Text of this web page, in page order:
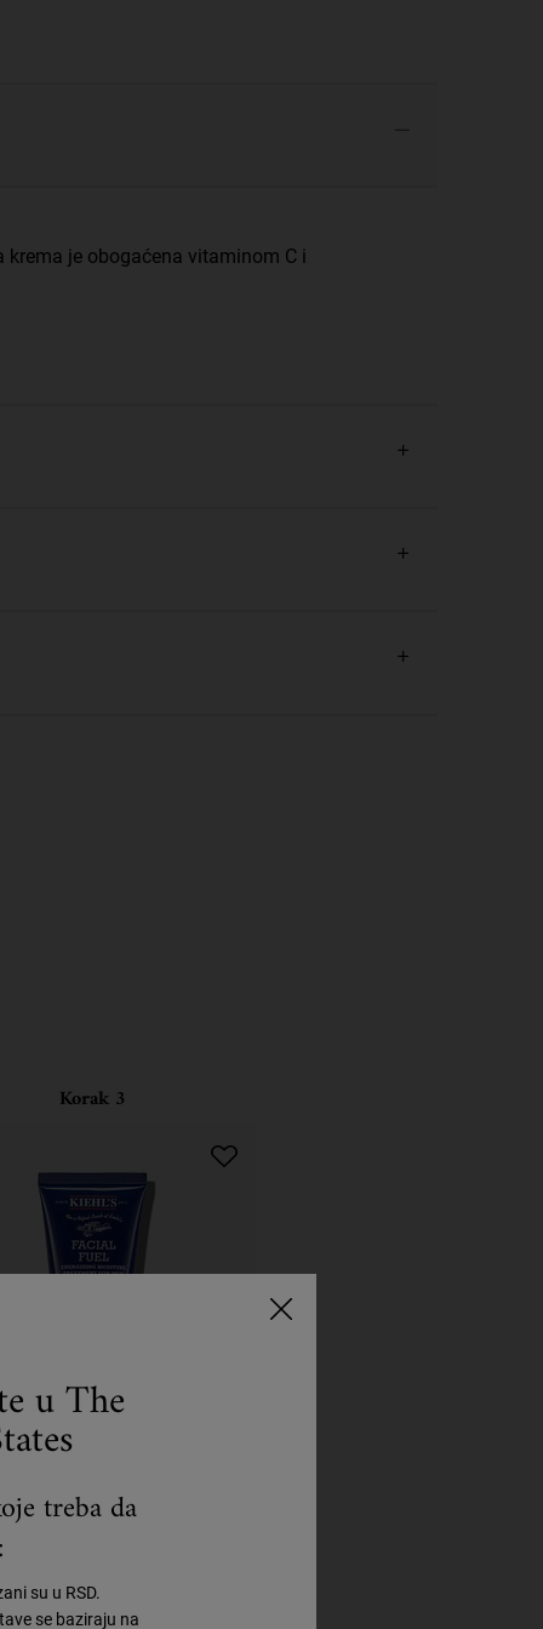
je obogaćena vitaminom C i
Korak 3
Fuel Energizing
Treatment for Men
krema za muškarce.
u The
treba da
su u RSD.
se baziraju na